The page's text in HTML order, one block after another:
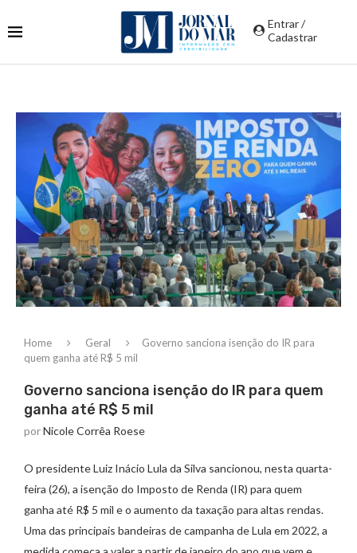
Entrar /
Cadastrar
Home Geral
Governo sanciona isenção do IR para
quem ganha até R$ 5 mil
Governo sanciona isenção do IR para quem
ganha até R$ 5 mil
porNicole Corrêa Roese
O presidente Luiz Inácio Lula da Silva sancionou, nesta quarta-
feira (26), a isenção do Imposto de Renda (IR) para quem
ganha até R$ 5 mil e o aumento da taxação para altas rendas.
Uma das principais bandeiras de campanha de Lula em 2022, a